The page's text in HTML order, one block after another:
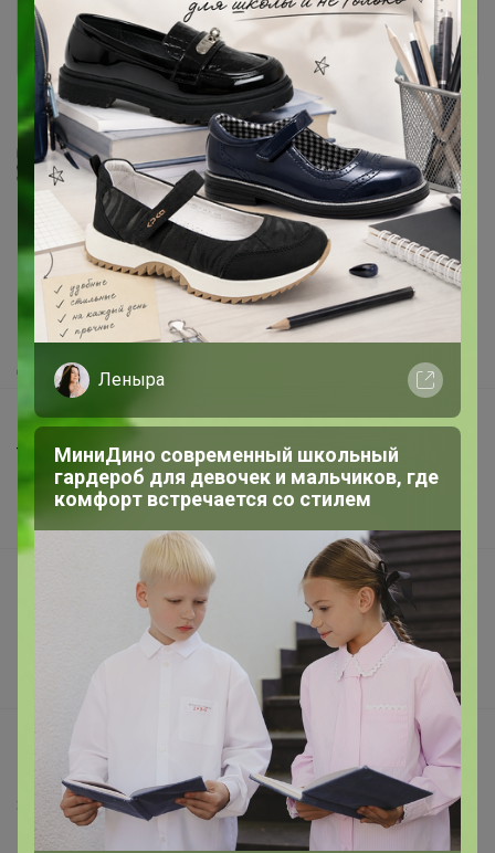
Войти Зарегистрироваться
Реклама
Как здесь все устроено?
Как сделать заказ?
Как получить?
Доставка
Шоурумы
Торговые марки
Наша команда
В наличии
Подарочные сертификаты
Реклама на сайте
Поставщикам
Написать в поддержку
Защита покупателя
Помощь
Леныра
МиниДино современный школьный
гардероб для девочек и мальчиков, где
комфорт встречается со стилем